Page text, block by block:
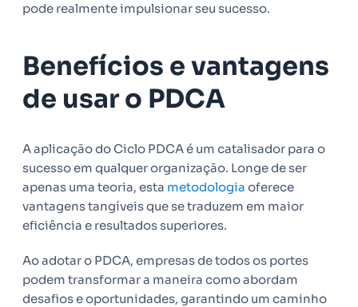
pode realmente impulsionar seu sucesso.
Benefícios e vantagens
de usar o PDCA
A aplicação do Ciclo PDCA é um catalisador para o
sucesso em qualquer organização. Longe de ser
apenas uma teoria, esta metodologia oferece
vantagens tangíveis que se traduzem em maior
eficiência e resultados superiores.
Ao adotar o PDCA, empresas de todos os portes
podem transformar a maneira como abordam
desafios e oportunidades, garantindo um caminho